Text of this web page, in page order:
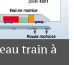
train à